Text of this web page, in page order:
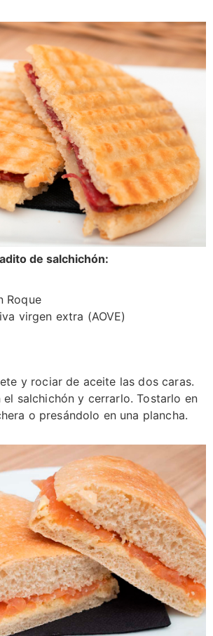
de salchichón:
Roque
virgen extra (AOVE)
y rociar de aceite las dos caras.
el salchichón y cerrarlo. Tostarlo en
o presándolo en una plancha.